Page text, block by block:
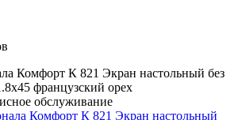
Комфорт К 821 Экран настольный без
французский орех
обслуживание